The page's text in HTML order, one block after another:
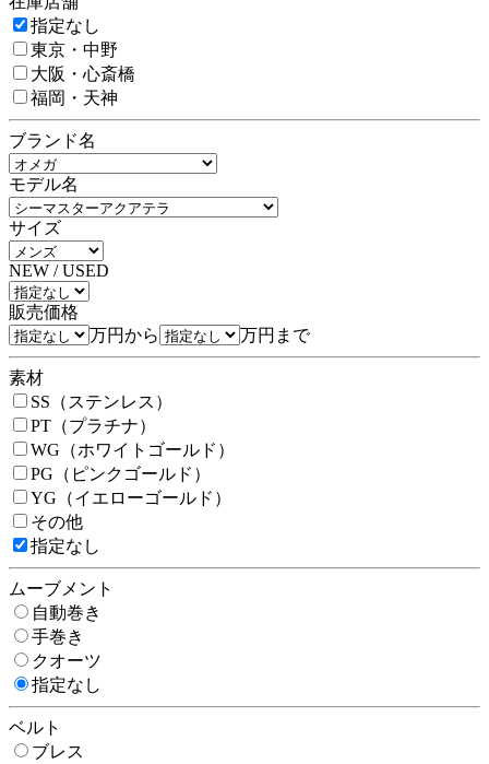
指定なし
東京・中野
大阪・心斎橋
福岡・天神
ブランド名
モデル名
サイズ
NEW / USED
販売価格
万円から
万円まで
素材
SS（ステンレス）
PT（プラチナ）
WG（ホワイトゴールド）
PG（ピンクゴールド）
YG（イエローゴールド）
その他
指定なし
ムーブメント
自動巻き
手巻き
クオーツ
指定なし
ベルト
ブレス